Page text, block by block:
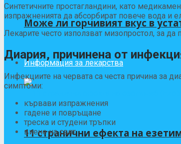
Може ли горчивият вкус в
Информация за лекарства
11 странични ефекта на
Синтетичните простагландини, като
изпражненията да абсорбират повече вода и
Лекарите често използват мизопростол, за да
Диария, причинена от
Инфекциите на червата са честа причина за
симптоми:
кървави изпражнения
гадене и повръщане
треска и студени тръпки
виене на свят